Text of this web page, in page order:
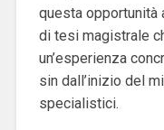
questa opportunità
di tesi magistrale
un’esperienza
sin dall’inizio del
specialistici.